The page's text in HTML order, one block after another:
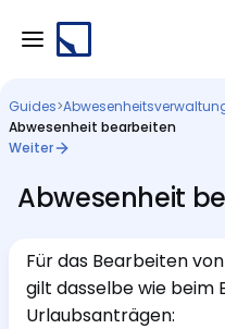
Guides>
Abwesenheit bearbeiten
Weiter
Abwesenheit
Für das Bearbeiten
gilt dasselbe wie beim
Urlaubsanträgen: